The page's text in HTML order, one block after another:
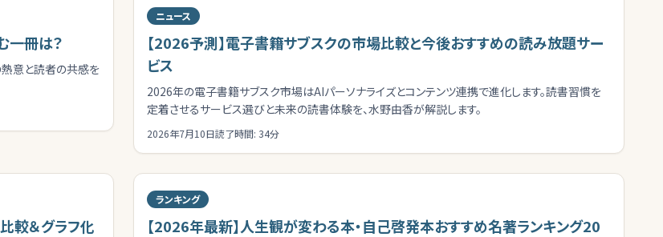
一冊は？
意と読者の共感を
ニュース
【2026予測】電子書籍サブスクの市場比較と今後おすすめの読み放題サー
ビス
2026年の電子書籍サブスク市場はAIパーソナライズとコンテンツ連携で進化します。読書習慣を
定着させるサービス選びと未来の読書体験を、水野由香が解説します。
2026年7月10日読了時間: 34分
較＆グラフ化
ランキング
【2026年最新】人生観が変わる本・自己啓発本おすすめ名著ランキング20